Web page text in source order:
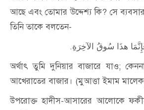
আছে এবং তোমার উদ্দেশ্য কি? সে
তিনি তাকে বলতেন-
هذَا سُوقُ الآخِرَةِ.
অর্থাৎ তুমি দুনিয়ার বাজারে যাও;
আখেরাতের বাজার। (মুআত্তা ইমাম
উপরোক্ত হাদীস-আসারের আলোকে